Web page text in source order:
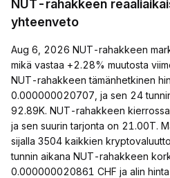
NUT-rahakkeen
yhteenveto
Aug 6, 2026 NUT-rahakkeen
mikä vastaa +2.28% muutosta
NUT-rahakkeen tämänhetkinen
0.000000020707, ja sen 24
92.89K. NUT-rahakkeen
ja sen suurin tarjonta on 21.00T.
sijalla 3504 kaikkien
tunnin aikana NUT-rahakkeen
0.000000020861 CHF ja alin